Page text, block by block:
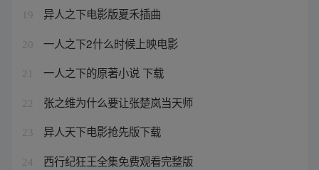
19 异人之下电影版夏禾插曲
20 一人之下2什么时候上映电影
21 一人之下的原著小说 下载
22 张之维为什么要让张楚岚当天师
23 异人天下电影抢先版下载
24 西行纪狂王全集免费观看完整版